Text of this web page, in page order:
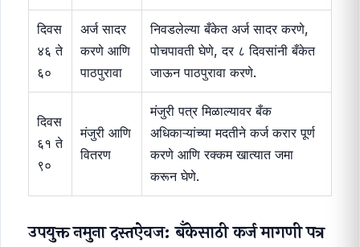
दिवस
४६ ते
६०
अर्ज सादर
करणे आणि
पाठपुरावा
निवडलेल्या बँकेत अर्ज सादर करणे,
पोचपावती घेणे, दर ८ दिवसांनी बँकेत
जाऊन पाठपुरावा करणे.
दिवस
६१ ते
९०
मंजुरी आणि
वितरण
मंजुरी पत्र मिळाल्यावर बँक
अधिकाऱ्यांच्या मदतीने कर्ज करार पूर्ण
करणे आणि रक्कम खात्यात जमा
करून घेणे.
उपयुक्त नमुना दस्तऐवज: बँकेसाठी कर्ज मागणी पत्र